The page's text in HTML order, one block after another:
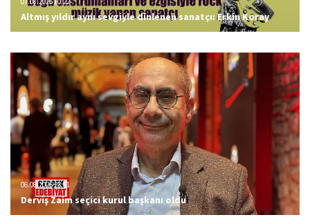
Altmış yıldır aynı sevgiyle dinlenen sanatçı: Erkin Koray
06.08.2026 23:51
Derviş Zaim seçici kurul başkanı oldu